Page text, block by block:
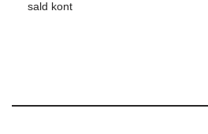
sald kont